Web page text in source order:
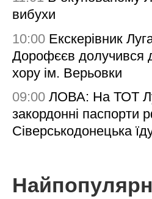
вибухи
10:00 Екскерівник
Дорофєєв долучився
хору ім. Верьовки
09:00 ЛОВА: На ТОТ
закордонні паспорти
Сіверськодонецька